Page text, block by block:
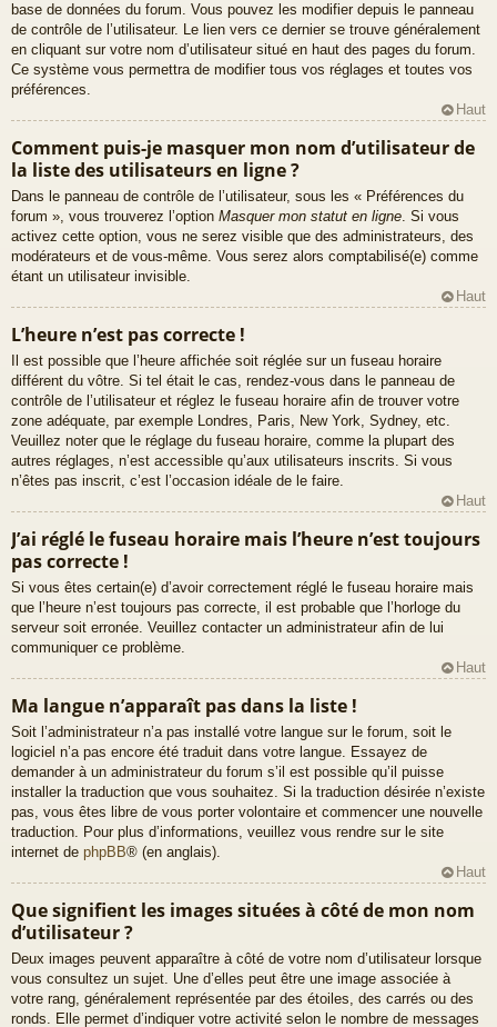
base de données du forum. Vous pouvez les modifier depuis le panneau
de contrôle de l’utilisateur. Le lien vers ce dernier se trouve généralement
en cliquant sur votre nom d’utilisateur situé en haut des pages du forum.
Ce système vous permettra de modifier tous vos réglages et toutes vos
préférences.
Haut
Comment puis-je masquer mon nom d’utilisateur de
la liste des utilisateurs en ligne ?
Dans le panneau de contrôle de l’utilisateur, sous les « Préférences du
forum », vous trouverez l’option Masquer mon statut en ligne. Si vous
activez cette option, vous ne serez visible que des administrateurs, des
modérateurs et de vous-même. Vous serez alors comptabilisé(e) comme
étant un utilisateur invisible.
Haut
L’heure n’est pas correcte !
Il est possible que l’heure affichée soit réglée sur un fuseau horaire
différent du vôtre. Si tel était le cas, rendez-vous dans le panneau de
contrôle de l’utilisateur et réglez le fuseau horaire afin de trouver votre
zone adéquate, par exemple Londres, Paris, New York, Sydney, etc.
Veuillez noter que le réglage du fuseau horaire, comme la plupart des
autres réglages, n’est accessible qu’aux utilisateurs inscrits. Si vous
n’êtes pas inscrit, c’est l’occasion idéale de le faire.
Haut
J’ai réglé le fuseau horaire mais l’heure n’est toujours
pas correcte !
Si vous êtes certain(e) d’avoir correctement réglé le fuseau horaire mais
que l’heure n’est toujours pas correcte, il est probable que l’horloge du
serveur soit erronée. Veuillez contacter un administrateur afin de lui
communiquer ce problème.
Haut
Ma langue n’apparaît pas dans la liste !
Soit l’administrateur n’a pas installé votre langue sur le forum, soit le
logiciel n’a pas encore été traduit dans votre langue. Essayez de
demander à un administrateur du forum s’il est possible qu’il puisse
installer la traduction que vous souhaitez. Si la traduction désirée n’existe
pas, vous êtes libre de vous porter volontaire et commencer une nouvelle
traduction. Pour plus d’informations, veuillez vous rendre sur le site
internet de phpBB® (en anglais).
Haut
Que signifient les images situées à côté de mon nom
d’utilisateur ?
Deux images peuvent apparaître à côté de votre nom d’utilisateur lorsque
vous consultez un sujet. Une d’elles peut être une image associée à
votre rang, généralement représentée par des étoiles, des carrés ou des
ronds. Elle permet d’indiquer votre activité selon le nombre de messages